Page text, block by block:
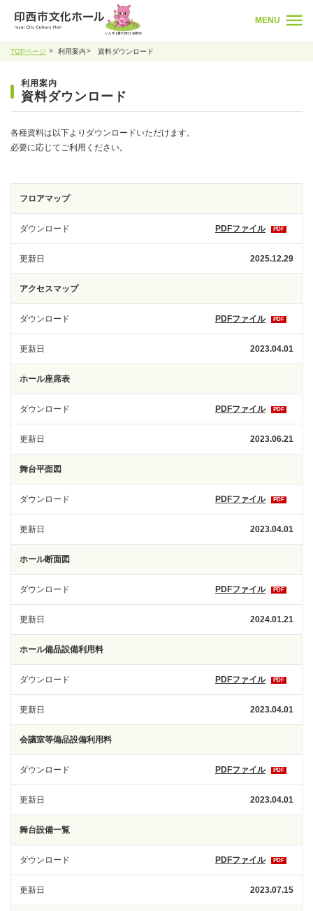
MENU
TOPページ 利用案内 資料ダウンロード
利用案内
資料ダウンロード
各種資料は以下よりダウンロードいただけます。
必要に応じてご利用ください。
フロアマップ
ダウンロード PDFファイル PDF
更新日 2025.12.29
アクセスマップ
ダウンロード PDFファイル PDF
更新日 2023.04.01
ホール座席表
ダウンロード PDFファイル PDF
更新日 2023.06.21
舞台平面図
ダウンロード PDFファイル PDF
更新日 2023.04.01
ホール断面図
ダウンロード PDFファイル PDF
更新日 2024.01.21
ホール備品設備利用料
ダウンロード PDFファイル PDF
更新日 2023.04.01
会議室等備品設備利用料
ダウンロード PDFファイル PDF
更新日 2023.04.01
舞台設備一覧
ダウンロード PDFファイル PDF
更新日 2023.07.15